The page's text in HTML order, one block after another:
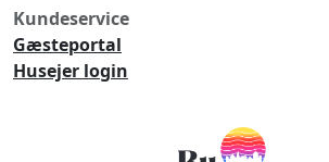
Kundeservice
Gæsteportal
Husejer login